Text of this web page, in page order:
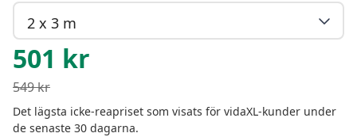
2 x 3 m
501 kr
549kr
Det lägsta icke-reapriset som visats för vidaXL-kunder under
de senaste 30 dagarna.